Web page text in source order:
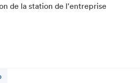
de la station de l'entreprise